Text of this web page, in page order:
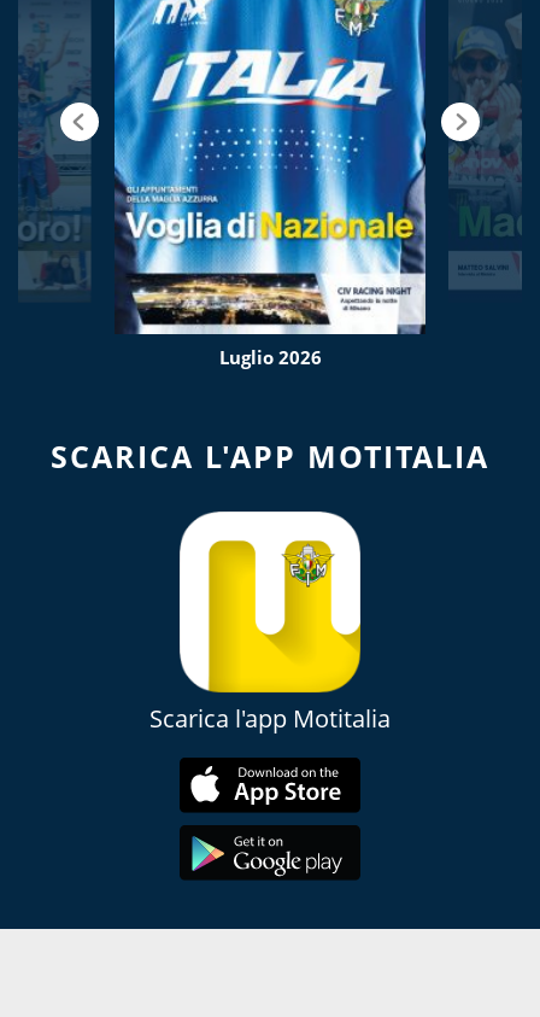
Luglio 2026
SCARICA L'APP MOTITALIA
Scarica l'app Motitalia